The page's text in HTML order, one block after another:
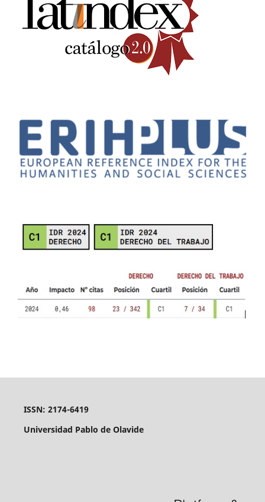
ISSN: 2174-6419
Universidad Pablo de Olavide